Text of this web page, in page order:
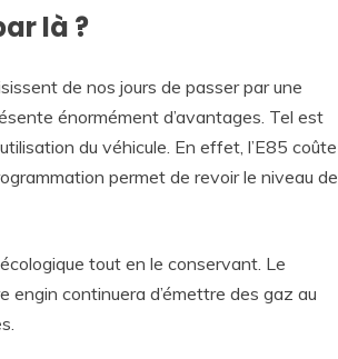
là ?
de nos jours de passer par une
énormément d’avantages. Tel est
du véhicule. En effet, l’E85 coûte
permet de revoir le niveau de
tout en le conservant. Le
engin continuera d’émettre des gaz au